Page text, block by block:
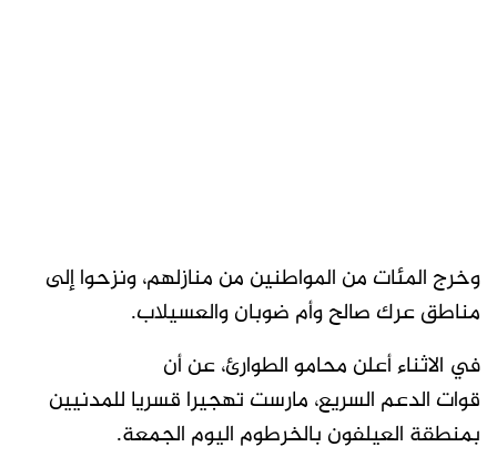
وخرج المئات من المواطنين من منازلهم، ونزحوا إلى
مناطق عرك صالح وأم ضوبان والعسيلاب.
في الاثناء أعلن محامو الطوارئ، عن أن
قوات الدعم السريع، مارست تهجيرا قسريا للمدنيين
بمنطقة العيلفون بالخرطوم اليوم الجمعة.